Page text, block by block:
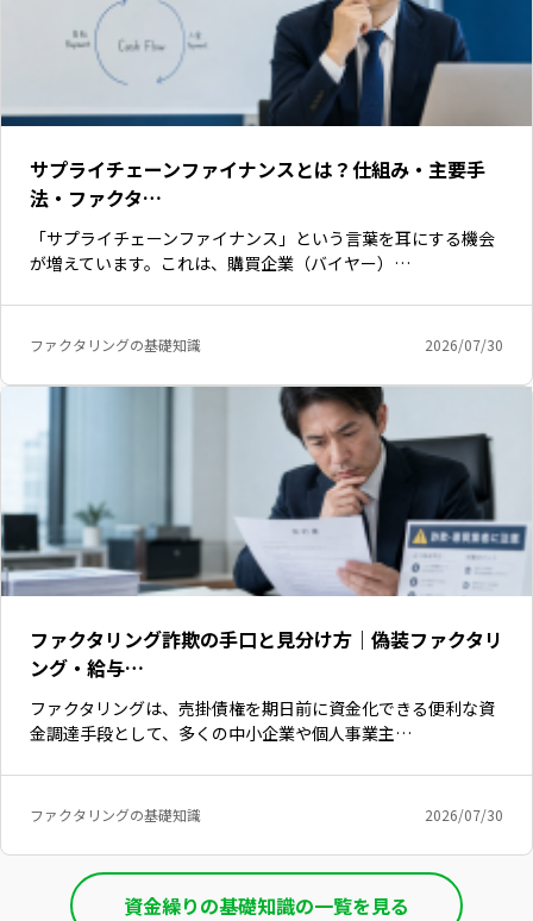
サプライチェーンファイナンスとは？仕組み・主要手
法・ファクタ…
「サプライチェーンファイナンス」という言葉を耳にする機会
が増えています。これは、購買企業（バイヤー）…
ファクタリングの基礎知識 2026/07/30
ファクタリング詐欺の手口と見分け方｜偽装ファクタリ
ング・給与…
ファクタリングは、売掛債権を期日前に資金化できる便利な資
金調達手段として、多くの中小企業や個人事業主…
ファクタリングの基礎知識 2026/07/30
資金繰りの基礎知識の一覧を見る
いますぐ無料登録